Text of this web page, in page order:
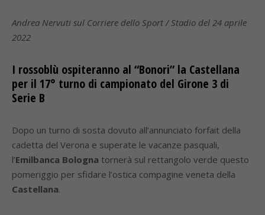
Andrea Nervuti sul Corriere dello Sport / Stadio del 24 aprile
2022
I rossoblù ospiteranno al “Bonori” la Castellana
per il 17° turno di campionato del Girone 3 di
Serie B
Dopo un turno di sosta dovuto all’annunciato forfait della
cadetta del Verona e superate le vacanze pasquali,
l’Emilbanca Bologna tornerà sul rettangolo verde questo
pomeriggio per sfidare l’ostica compagine veneta della
Castellana.